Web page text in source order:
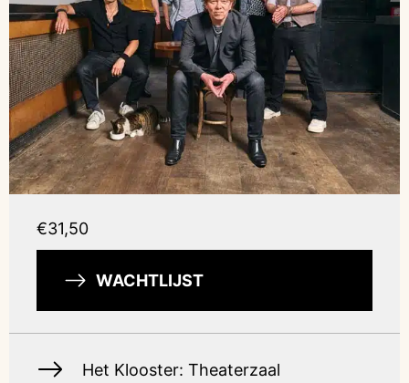
€31,50
WACHTLIJST
Het Klooster: Theaterzaal